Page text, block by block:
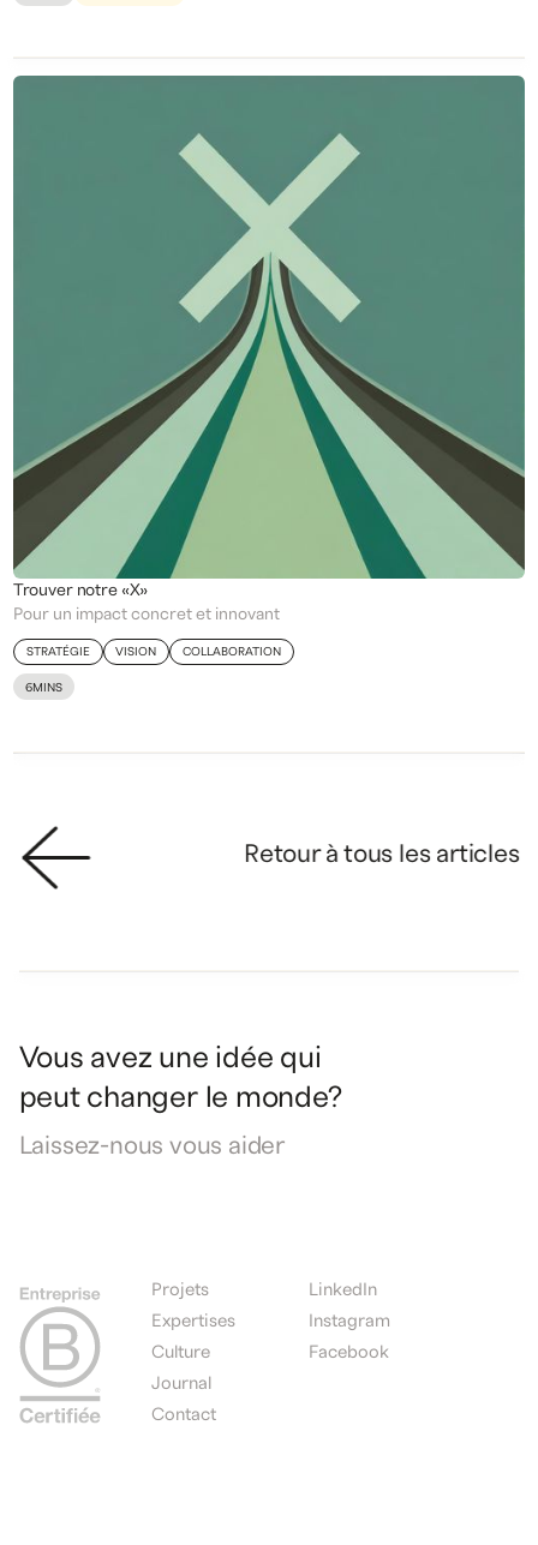
Trouver notre «X»
Pour un impact concret et innovant
STRATÉGIE VISION COLLABORATION
6MINS
Retour à tous les articles
Vous avez une idée qui
peut changer le monde?
Laissez-nous vous aider
Projets
Expertises
Culture
Journal
Contact
LinkedIn
Instagram
Facebook